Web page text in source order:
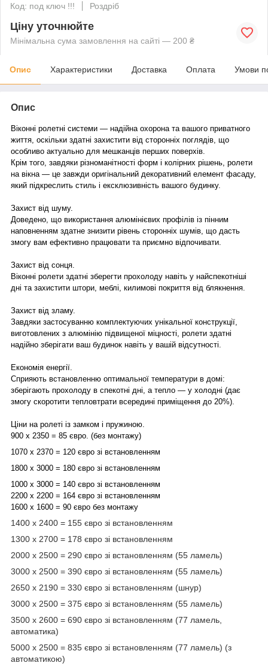
Код: под ключ !!!
Роздріб
Ціну уточнюйте
Мінімальна сума замовлення на сайті — 200 ₴
Опис Характеристики Доставка Оплата Умови
Опис
Віконні ролетні системи — надійна охорона та вашого приватного
життя, оскільки здатні захистити від сторонніх поглядів, що
особливо актуально для мешканців перших поверхів.
Крім того, завдяки різноманітності форм і колірних рішень, ролети
на вікна — це завжди оригінальний декоративний елемент фасаду,
який підкреслить стиль і ексклюзивність вашого будинку.
Захист від шуму.
Доведено, що використання алюмінієвих профілів із пінним
наповненням здатне знизити рівень сторонніх шумів, що дасть
змогу вам ефективно працювати та приємно відпочивати.
Захист від сонця.
Віконні ролети здатні зберегти прохолоду навіть у найспекотніші
дні та захистити штори, меблі, килимові покриття від блякнення.
Захист від зламу.
Завдяки застосуванню комплектуючих унікальної конструкції,
виготовлених з алюмінію підвищеної міцності, ролети здатні
надійно зберігати ваш будинок навіть у вашій відсутності.
Економія енергії.
Сприяють встановленню оптимальної температури в домі:
зберігають прохолоду в спекотні дні, а тепло — у холодні (дає
змогу скоротити тепловтрати всередині приміщення до 20%).
Ціни на ролеті із замком і пружиною.
900 х 2350 = 85 євро. (без монтажу)
1070 х 2370 = 120 євро зі встановленням
1800 х 3000 = 180 євро зі встановленням
1000 х 3000 = 140 євро зі встановленням
2200 х 2200 = 164 євро зі встановленням
1600 х 1600 = 90 євро без монтажу
1400 х 2400 = 155 євро зі встановленням
1300 х 2700 = 178 євро зі встановленням
2000 х 2500 = 290 євро зі встановленням (55 ламель)
3000 x 2500 = 390 євро зі встановленням (55 ламель)
2650 х 2190 = 330 євро зі встановленням (шнур)
3000 х 2500 = 375 євро зі встановленням (55 ламель)
3500 x 2600 = 690 євро зі встановленням (77 ламель,
автоматика)
5000 х 2500 = 835 євро зі встановленням (77 ламель) (з
автоматикою)